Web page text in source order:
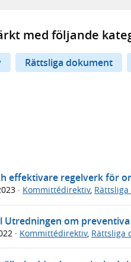
med följande
Rättsliga dokument
effektivare regelverk för
· Kommittédirektiv,
om preventiva
· Kommittédirektiv, Rättsliga